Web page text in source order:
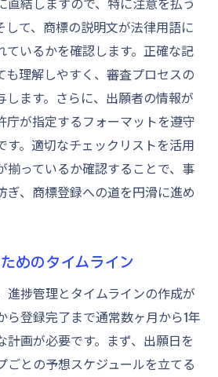
して、商標の説明文が法律用語に
ているかを確認します。正確な記
も理解しやすく、審査プロセスの
します。さらに、出願者の情報が
庁が指定するフォーマットを遵守
す。適切なチェックリストを活用
揃っているか確認することで、事
ぎ、商標登録への道を円滑に進め
めのタイムライン
進捗管理とタイムラインの作成が
ら登録完了まで通常数ヶ月から1年
計画が必要です。まず、出願日を
ごとの予想スケジュールを立てる